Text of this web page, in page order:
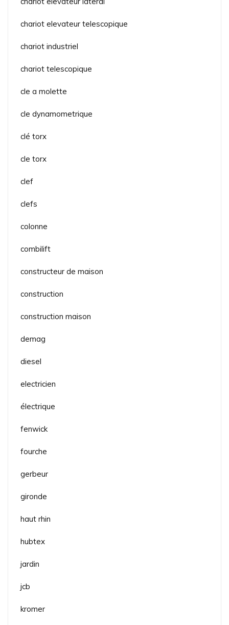
chariot elevateur telescopique
chariot industriel
chariot telescopique
cle a molette
cle dynamometrique
clé torx
cle torx
clef
clefs
colonne
combilift
constructeur de maison
construction
construction maison
demag
diesel
electricien
électrique
fenwick
fourche
gerbeur
gironde
haut rhin
hubtex
jardin
jcb
kromer